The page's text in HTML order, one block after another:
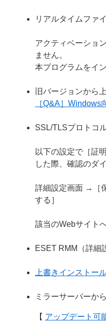
リアルタイムファ
アクティベーショ
ません。
本プログラムをイ
旧バージョンから
［Q&A］
SSL/TLSプロトコ
以下の設定で［証
した際、確認のダ
詳細設定画面 →［
する］
該当のWebサイト
ESET RMM（詳
上書きインストー
ミラーサーバーか
【 アップデート可